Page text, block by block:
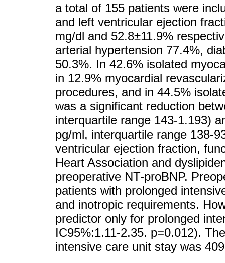
a total of 155 patients were
and left ventricular ejection
mg/dl and 52.8±11.9%
arterial hypertension 77.4%,
50.3%. In 42.6% isolated
in 12.9% myocardial
procedures, and in 44.5%
was a significant reduction
interquartile range 143-1.193)
pg/ml, interquartile range 138-
ventricular ejection fraction,
Heart Association and
preoperative NT-proBNP.
patients with prolonged
and inotropic requirements.
predictor only for prolonged
IC95%:1.11-2.35. p=0.012).
intensive care unit stay was